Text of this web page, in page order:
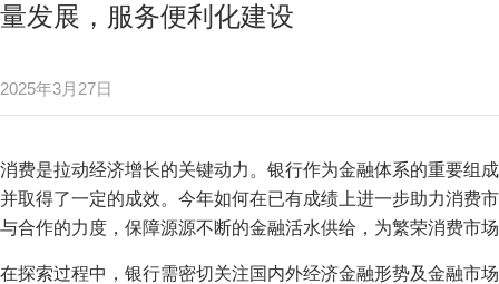
量发展，服务便利化建设
2025年3月27日
消费是拉动经济增长的关键动力。银行作为金融体系的重要组
并取得了一定的成效。今年如何在已有成绩上进一步助力消费
与合作的力度，保障源源不断的金融活水供给，为繁荣消费市
在探索过程中，银行需密切关注国内外经济金融形势及金融市